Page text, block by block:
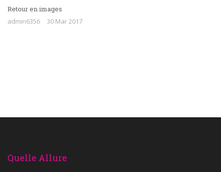
Retour en images
admin6356
30 Mar 2017
Quelle Allure